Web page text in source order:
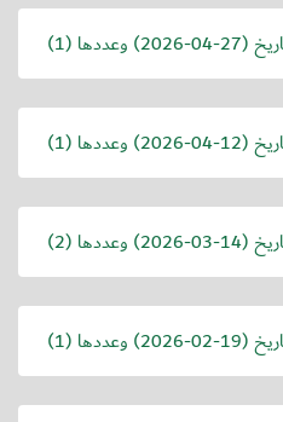
(
2026-04-27) وعددها (1)
(
2026-04-12) وعددها (1)
(
2026-03-14) وعددها (2)
(
2026-02-19) وعددها (1)